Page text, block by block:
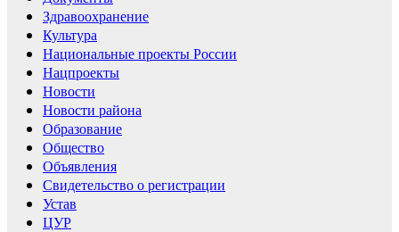
Здравоохранение
Культура
Национальные проекты России
Нацпроекты
Новости
Новости района
Образование
Общество
Объявления
Свидетельство о регистрации
Устав
ЦУР